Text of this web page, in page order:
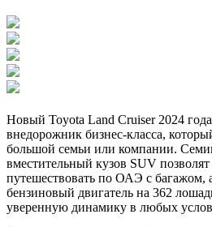
Новый Toyota Land Cruiser 2024
внедорожник бизнес-класса,
большой семьи или компании.
вместительный кузов SUV
путешествовать по ОАЭ с
бензиновый двигатель на 362
уверенную динамику в любых